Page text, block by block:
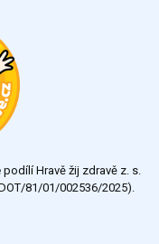
Všechny ankety
Hravě žij zdravě z. s.
81/01/002536/2025).